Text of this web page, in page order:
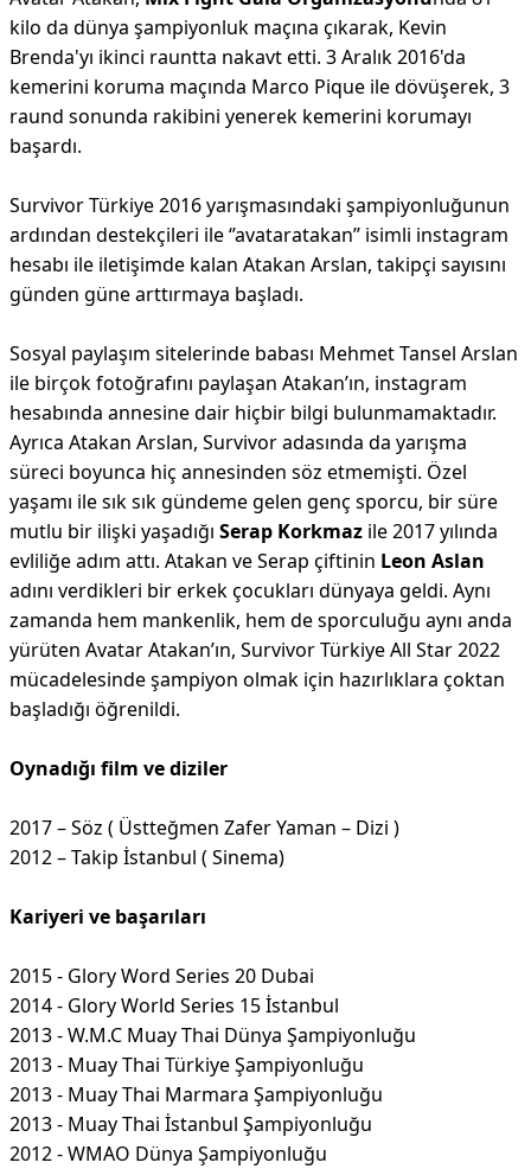
kilo da dünya şampiyonluk maçına çıkarak, Kevin
Brenda'yı ikinci rauntta nakavt etti. 3 Aralık 2016'da
kemerini koruma maçında Marco Pique ile dövüşerek, 3
raund sonunda rakibini yenerek kemerini korumayı
başardı.
Survivor Türkiye 2016 yarışmasındaki şampiyonluğunun
ardından destekçileri ile ‘’avataratakan’’ isimli instagram
hesabı ile iletişimde kalan Atakan Arslan, takipçi sayısını
günden güne arttırmaya başladı.
Sosyal paylaşım sitelerinde babası Mehmet Tansel Arslan
ile birçok fotoğrafını paylaşan Atakan’ın, instagram
hesabında annesine dair hiçbir bilgi bulunmamaktadır.
Ayrıca Atakan Arslan, Survivor adasında da yarışma
süreci boyunca hiç annesinden söz etmemişti. Özel
yaşamı ile sık sık gündeme gelen genç sporcu, bir süre
mutlu bir ilişki yaşadığı Serap Korkmaz ile 2017 yılında
evliliğe adım attı. Atakan ve Serap çiftinin Leon Aslan
adını verdikleri bir erkek çocukları dünyaya geldi. Aynı
zamanda hem mankenlik, hem de sporculuğu aynı anda
yürüten Avatar Atakan’ın, Survivor Türkiye All Star 2022
mücadelesinde şampiyon olmak için hazırlıklara çoktan
başladığı öğrenildi.
Oynadığı film ve diziler
2017 – Söz ( Üstteğmen Zafer Yaman – Dizi )
2012 – Takip İstanbul ( Sinema)
Kariyeri ve başarıları
2015 - Glory Word Series 20 Dubai
2014 - Glory World Series 15 İstanbul
2013 - W.M.C Muay Thai Dünya Şampiyonluğu
2013 - Muay Thai Türkiye Şampiyonluğu
2013 - Muay Thai Marmara Şampiyonluğu
2013 - Muay Thai İstanbul Şampiyonluğu
2012 - WMAO Dünya Şampiyonluğu